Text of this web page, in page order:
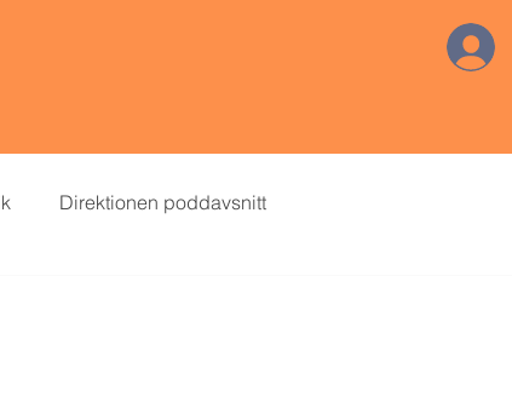
Direktionen poddavsnitt